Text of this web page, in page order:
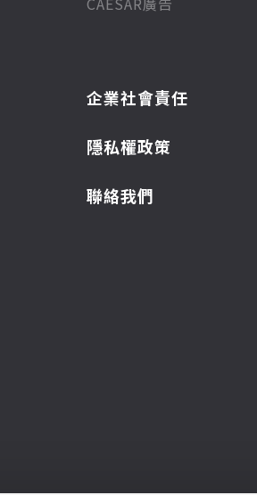
企業社會責任
隱私權政策
聯絡我們